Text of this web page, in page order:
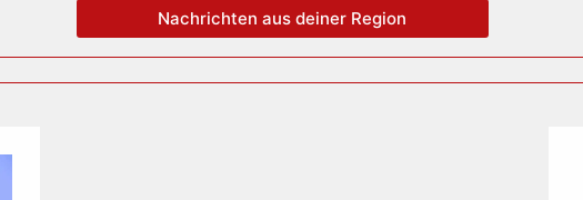
Nachrichten aus deiner Region